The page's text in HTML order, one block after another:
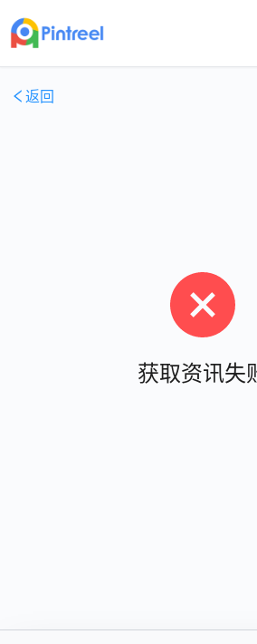
返回
获取资讯失